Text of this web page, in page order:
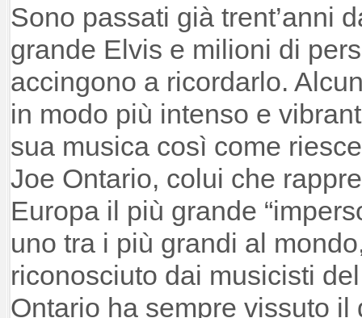
Sono passati già trent’anni
grande Elvis e milioni di
accingono a ricordarlo.
in modo più intenso e
sua musica così come
Joe Ontario, colui che
Europa il più grande
uno tra i più grandi al
riconosciuto dai musicisti
Ontario ha sempre vissuto il